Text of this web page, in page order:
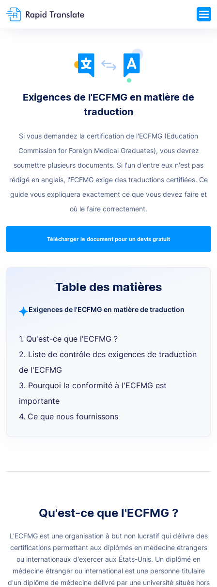
Exigences de l'ECFMG en matière de
traduction
Si vous demandez la certification de l'ECFMG (Education
Commission for Foreign Medical Graduates), vous devrez
soumettre plusieurs documents. Si l'un d'entre eux n'est pas
rédigé en anglais, l'ECFMG exige des traductions certifiées. Ce
guide vous expliquera exactement ce que vous devez faire et
où le faire correctement.
Télécharger le document pour un devis gratuit
Table des matières
Exigences de l'ECFMG en matière de traduction
1. Qu'est-ce que l'ECFMG ?
2. Liste de contrôle des exigences de traduction
de l'ECFMG
3. Pourquoi la conformité à l'ECFMG est
importante
4. Ce que nous fournissons
Qu'est-ce que l'ECFMG ?
L'ECFMG est une organisation à but non lucratif qui délivre des
certifications permettant aux diplômés en médecine étrangers
ou internationaux d'exercer aux États-Unis. Un diplômé en
médecine étranger ou international est une personne titulaire
d'un diplôme de médecine délivré par une université située hors